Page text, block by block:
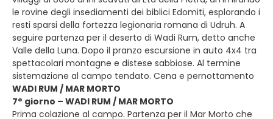
le rovine degli insediamenti dei biblici Edomiti, esplorando i
resti sparsi della fortezza legionaria romana di Udruh. A
seguire partenza per il deserto di Wadi Rum, detto anche
Valle della Luna. Dopo il pranzo escursione in auto 4x4 tra
spettacolari montagne e distese sabbiose. Al termine
sistemazione al campo tendato. Cena e pernottamento
WADI RUM / MAR MORTO
7° giorno – WADI RUM / MAR MORTO
Prima colazione al campo. Partenza per il Mar Morto che